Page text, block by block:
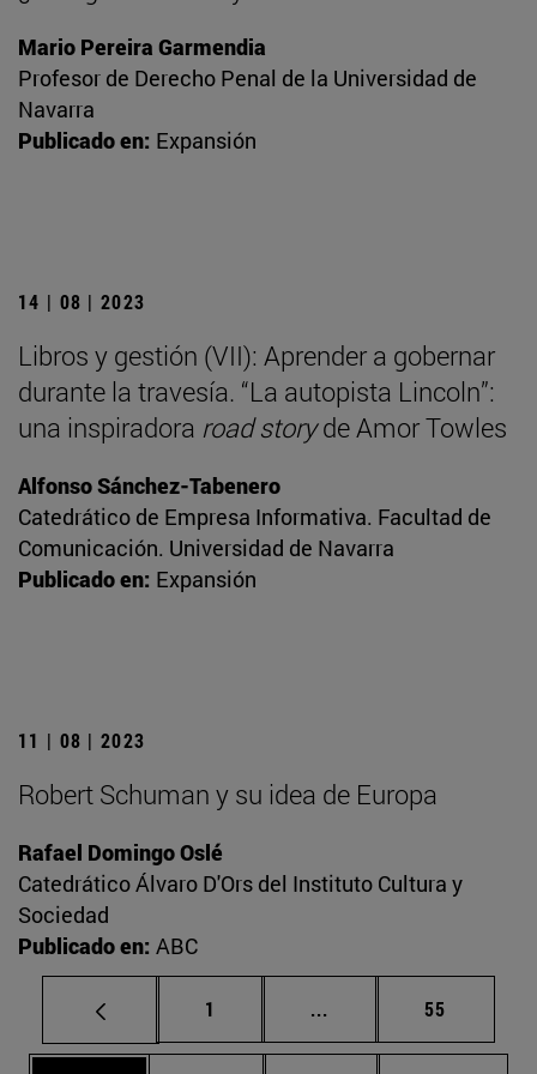
Mario Pereira Garmendia
Profesor de Derecho Penal de la Universidad de
Navarra
Publicado en: Expansión
14 | 08 | 2023
Libros y gestión (VII): Aprender a gobernar
durante la travesía. “La autopista Lincoln”:
una inspiradora road storyde Amor Towles
Alfonso Sánchez-Tabenero
Catedrático de Empresa Informativa. Facultad de
Comunicación. Universidad de Navarra
Publicado en: Expansión
11 | 08 | 2023
Robert Schuman y su idea de Europa
Rafael Domingo Oslé
Catedrático Álvaro D'Ors del Instituto Cultura y
Sociedad
Publicado en: ABC
Página
1 ... Páginas intermedias
Página
55